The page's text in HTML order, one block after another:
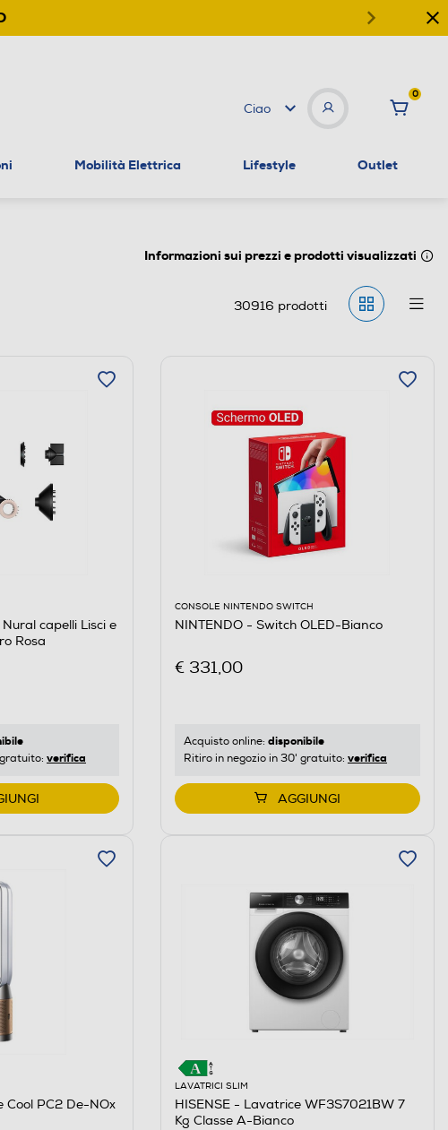
Ciao
0
Mobilità Elettrica Lifestyle Outlet
Informazioni sui prezzi e prodotti visualizzati
30916 prodotti
capelli Lisci e
Rosa
verifica
CONSOLE NINTENDO SWITCH
NINTENDO - Switch OLED-Bianco
€ 331,00
Acquisto online: disponibile
Ritiro in negozio in 30' gratuito: verifica
AGGIUNGI
Cool PC2 De-NOx
LAVATRICI SLIM
HISENSE - Lavatrice WF3S7021BW 7
Kg Classe A-Bianco